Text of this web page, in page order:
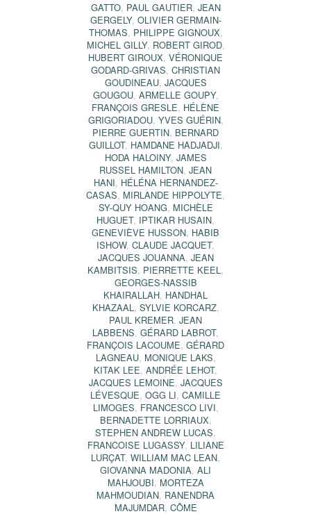
GATTO, PAUL GAUTIER, JEAN
GERGELY, OLIVIER GERMAIN-
THOMAS, PHILIPPE GIGNOUX,
MICHEL GILLY, ROBERT GIROD,
HUBERT GIROUX, VÉRONIQUE
GODARD-GRIVAS, CHRISTIAN
GOUDINEAU, JACQUES
GOUGOU, ARMELLE GOUPY,
FRANÇOIS GRESLE, HÉLÈNE
GRIGORIADOU, YVES GUÉRIN,
PIERRE GUERTIN, BERNARD
GUILLOT, HAMDANE HADJADJI,
HODA HALOINY, JAMES
RUSSEL HAMILTON, JEAN
HANI, HÉLÉNA HERNANDEZ-
CASAS, MIRLANDE HIPPOLYTE,
SY-QUY HOANG, MICHÈLE
HUGUET, IPTIKAR HUSAIN,
GENEVIÈVE HUSSON, HABIB
ISHOW, CLAUDE JACQUET,
JACQUES JOUANNA, JEAN
KAMBITSIS, PIERRETTE KEEL,
GEORGES-NASSIB
KHAIRALLAH, HANDHAL
KHAZAAL, SYLVIE KORCARZ,
PAUL KREMER, JEAN
LABBENS, GÉRARD LABROT,
FRANÇOIS LACOUME, GÉRARD
LAGNEAU, MONIQUE LAKS,
KITAK LEE, ANDRÉE LEHOT,
JACQUES LEMOINE, JACQUES
LÉVESQUE, OGG LI, CAMILLE
LIMOGES, FRANCESCO LIVI,
BERNADETTE LORRIAUX,
STEPHEN ANDREW LUCAS,
FRANCOISE LUGASSY, LILIANE
LURÇAT, WILLIAM MAC LEAN,
GIOVANNA MADONIA, ALI
MAHJOUBI, MORTEZA
MAHMOUDIAN, RANENDRA
MAJUMDAR, CÔME